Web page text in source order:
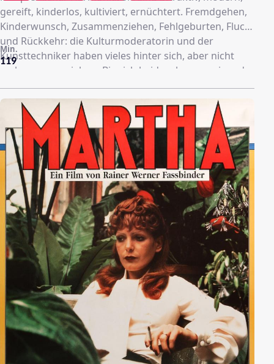
gereift, kinderlos, kultiviert, ernüchtert. Fremdgehen,
Kinderwunsch, Zusammenziehen, Fehlgeburten, Flucht
und Rückkehr: die Kulturmoderatorin und der
Kunsttechniker haben vieles hinter sich, aber nicht
mehr ganz so viel vor. Bis sich beide, ohne voneinander
zu wissen, in denselben Mann verlieben. Adam Born,
Stammzellenforscher. Ein Mensch mit vielen
Gesichtern, charmant, geheimnisvoll, ein Mann der
Tat, kein Zauderer. Erst lässt sich Hanna mit ihm ein,
wenig später auch Simon. Heimlich führen sie ihre
Affären mit Adam, nicht ahnend, wie sehr das
Geheimnis, das sie voreinander haben, sie miteinander
verbindet. Erst als Hanna unverhofft schwanger wird,
werden die drei Liebesbeziehungen ernsthaft auf die
Probe gestellt.
119
Min.